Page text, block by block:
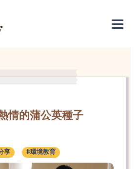
情的蒲公英種子
享 #環境教育